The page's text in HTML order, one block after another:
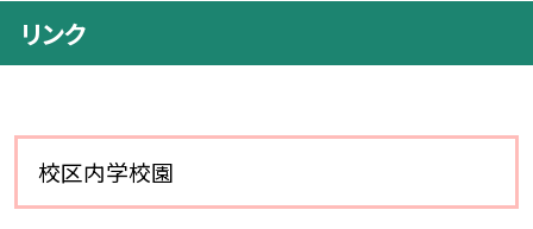
リンク
校区内学校園